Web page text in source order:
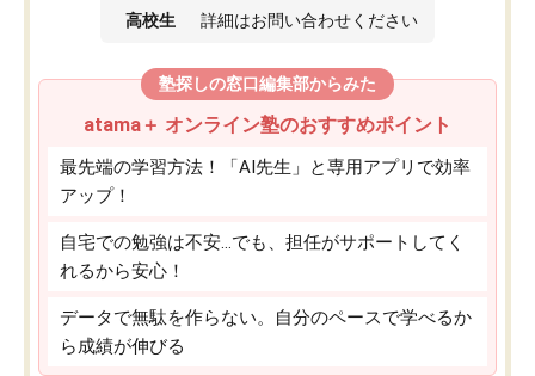
高校生 詳細はお問い合わせください
塾探しの窓口編集部からみた
atama＋ オンライン塾のおすすめポイント
最先端の学習方法！「AI先生」と専用アプリで効率
アップ！
自宅での勉強は不安…でも、担任がサポートしてく
れるから安心！
データで無駄を作らない。自分のペースで学べるか
ら成績が伸びる